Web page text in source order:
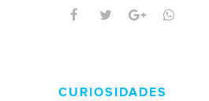
CURIOSIDADES